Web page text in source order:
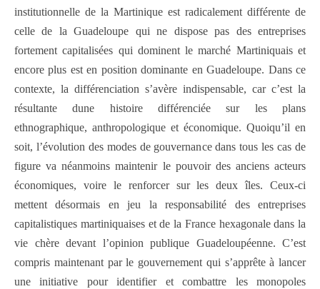
institutionnelle de la Martinique est radicalement différente de
celle de la Guadeloupe qui ne dispose pas des entreprises
fortement capitalisées qui dominent le marché Martiniquais et
encore plus est en position dominante en Guadeloupe. Dans ce
contexte, la différenciation s’avère indispensable, car c’est la
résultante dune histoire différenciée sur les plans
ethnographique, anthropologique et économique. Quoiqu’il en
soit, l’évolution des modes de gouvernance dans tous les cas de
figure va néanmoins maintenir le pouvoir des anciens acteurs
économiques, voire le renforcer sur les deux îles. Ceux-ci
mettent désormais en jeu la responsabilité des entreprises
capitalistiques martiniquaises et de la France hexagonale dans la
vie chère devant l’opinion publique Guadeloupéenne. C’est
compris maintenant par le gouvernement qui s’apprête à lancer
une initiative pour identifier et combattre les monopoles